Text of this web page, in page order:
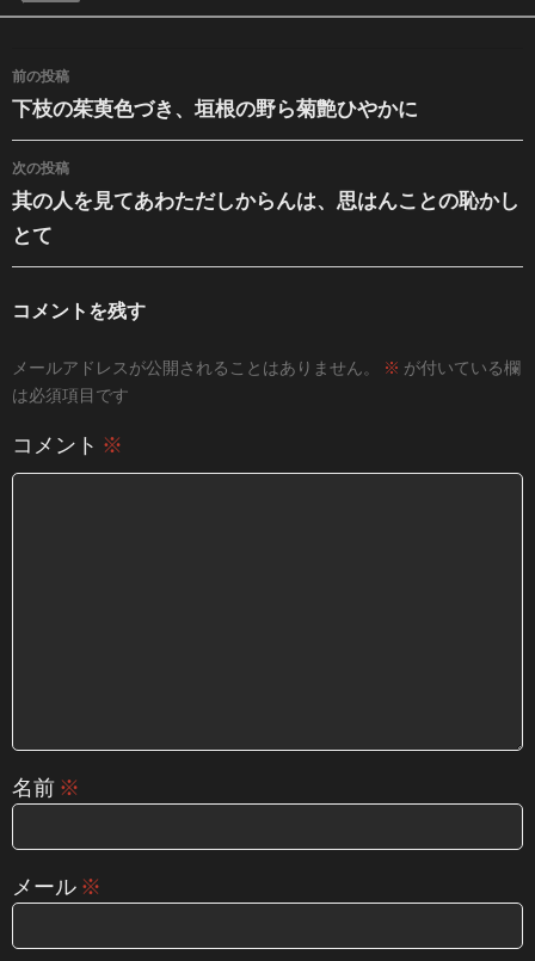
投稿ナビゲーション
前の投稿
下枝の茱萸色づき、垣根の野ら菊艶ひやかに
次の投稿
其の人を見てあわただしからんは、思はんことの恥かし
とて
コメントを残す
メールアドレスが公開されることはありません。 ※ が付いている欄
は必須項目です
コメント ※
名前 ※
メール ※